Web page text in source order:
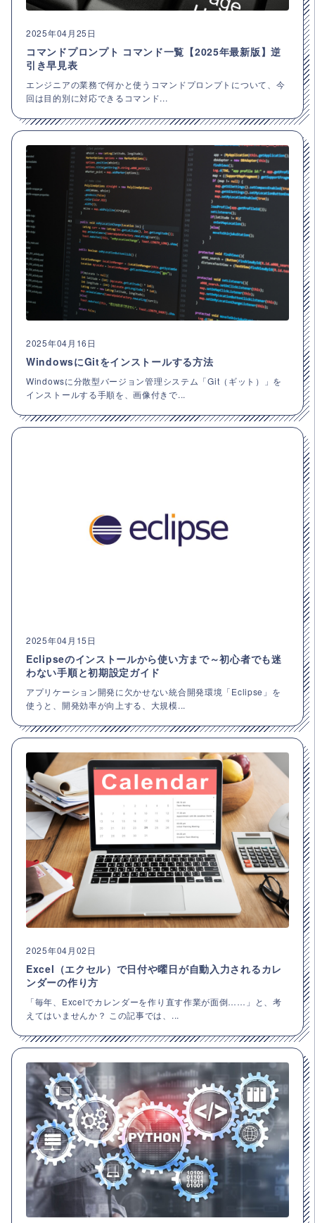
2025年04月25日
コマンドプロンプト コマンド一覧【2025年最新版】逆
引き早見表
エンジニアの業務で何かと使うコマンドプロンプトについて、今
回は目的別に対応できるコマンド...
2025年04月16日
WindowsにGitをインストールする方法
Windowsに分散型バージョン管理システム「Git（ギット）」を
インストールする手順を、画像付きで...
2025年04月15日
Eclipseのインストールから使い方まで～初心者でも迷
わない手順と初期設定ガイド
アプリケーション開発に欠かせない統合開発環境「Eclipse」を
使うと、開発効率が向上する、大規模...
2025年04月02日
Excel（エクセル）で日付や曜日が自動入力されるカレ
ンダーの作り方
「毎年、Excelでカレンダーを作り直す作業が面倒……」と、考
えてはいませんか？ この記事では、...